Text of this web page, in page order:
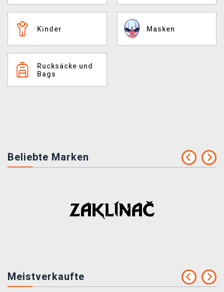
XZONE CLUB
Kinder Masken
Rucksäcke und
Bags
Beliebte Marken
Meistverkaufte